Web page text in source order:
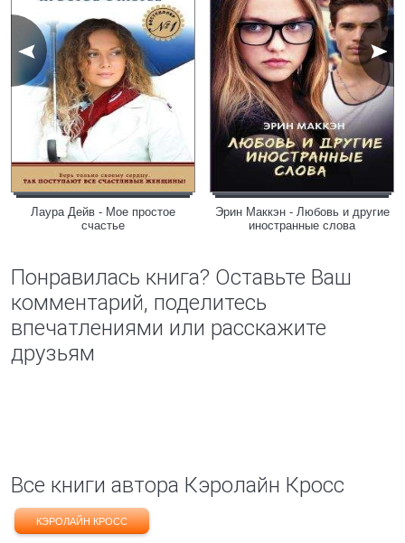
Лаура Дейв - Мое простое
счастье
Эрин Маккэн - Любовь и другие
иностранные слова
Понравилась книга? Оставьте Ваш
комментарий, поделитесь
впечатлениями или расскажите
друзьям
Все книги автора Кэролайн Кросс
КЭРОЛАЙН КРОСС